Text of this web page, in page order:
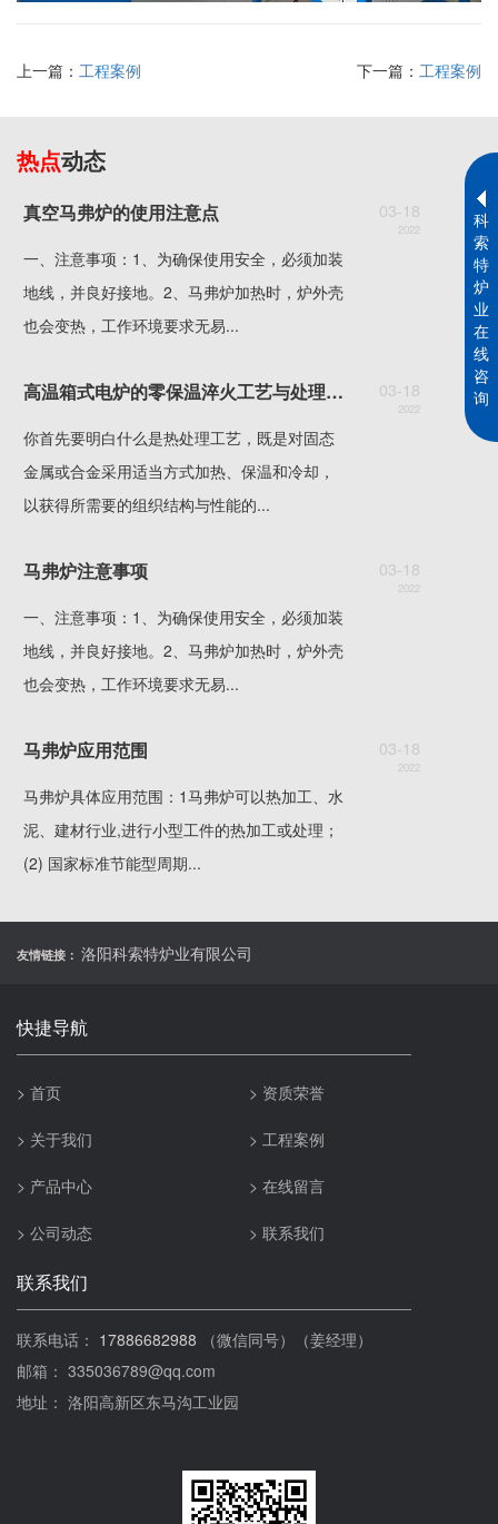
上一篇： 工程案例 下一篇： 工程案例
热点动态
真空马弗炉的使用注意点
一、注意事项：1、为确保使用安全，必须加装
地线，并良好接地。2、马弗炉加热时，炉外壳
也会变热，工作环境要求无易...
03-18
2022
高温箱式电炉的零保温淬火工艺与处理效果
你首先要明白什么是热处理工艺，既是对固态
金属或合金采用适当方式加热、保温和冷却，
以获得所需要的组织结构与性能的...
03-18
2022
马弗炉注意事项
一、注意事项：1、为确保使用安全，必须加装
地线，并良好接地。2、马弗炉加热时，炉外壳
也会变热，工作环境要求无易...
03-18
2022
马弗炉应用范围
马弗炉具体应用范围：1马弗炉可以热加工、水
泥、建材行业,进行小型工件的热加工或处理；
(2) 国家标准节能型周期...
03-18
2022
友情链接： 洛阳科索特炉业有限公司
快捷导航
> 首页 > 资质荣誉
> 关于我们 > 工程案例
> 产品中心 > 在线留言
> 公司动态 > 联系我们
联系我们
联系电话： 17886682988
（微信同号）（姜经理）
邮箱： 335036789@qq.com
地址： 洛阳高新区东马沟工业园
科
索
特
炉
业
在
线
咨
询